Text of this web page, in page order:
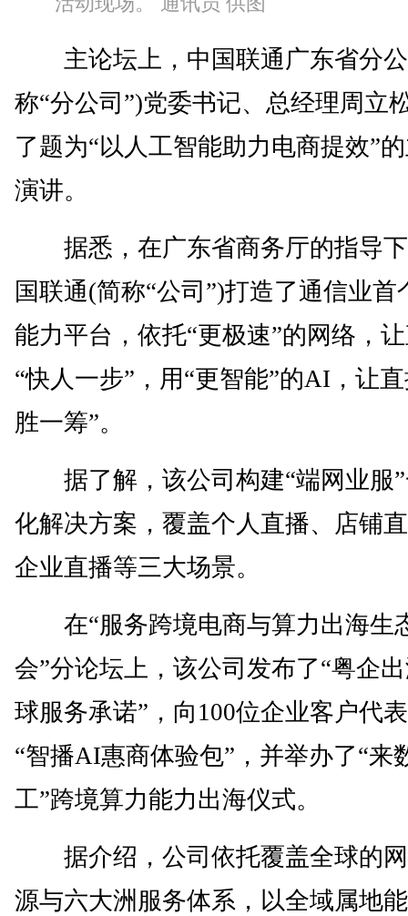
主论坛上，中国联通广东省分
称“分公司”)党委书记、总经理周立
了题为“以人工智能助力电商提效”
演讲。
据悉，在广东省商务厅的指导
国联通(简称“公司”)打造了通信业首
能力平台，依托“更极速”的网络，
“快人一步”，用“更智能”的AI，让
胜一筹”。
据了解，该公司构建“端网业服”
化解决方案，覆盖个人直播、店铺
企业直播等三大场景。
在“服务跨境电商与算力出海生
会”分论坛上，该公司发布了“粤企
球服务承诺”，向100位企业客户代
“智播AI惠商体验包”，并举办了“来
工”跨境算力能力出海仪式。
据介绍，公司依托覆盖全球的
源与六大洲服务体系，以全域属地